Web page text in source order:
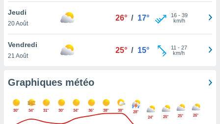
cas,
que
sur le
que
ne
Jeudi
20 Août
26° / 17° 16- 39
km/h
Vendredi
21 Août
25° / 15° 11 - 27
km/h
Graphiques météo
30° 34° 31° 30° 34° 36° 38° 38°
28°
24°
25° 25° 26°